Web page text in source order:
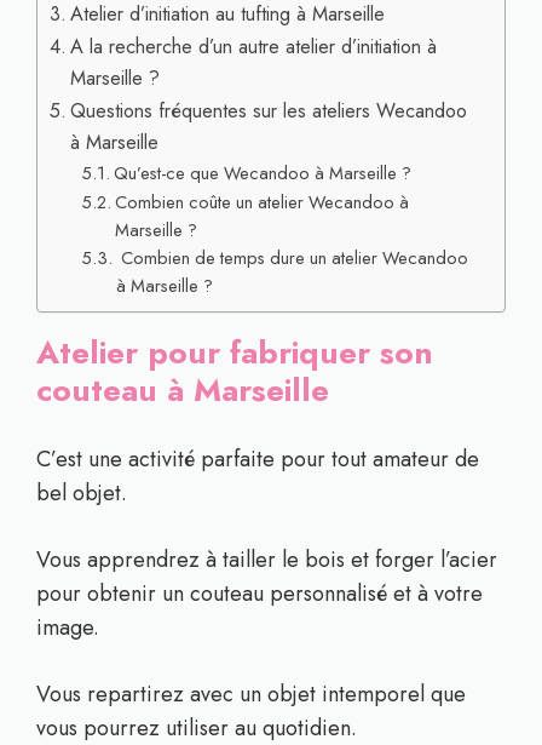
Atelier d’initiation au tufting à Marseille
A la recherche d’un autre atelier d’initiation à
Marseille ?
Questions fréquentes sur les ateliers Wecandoo
à Marseille
Qu’est-ce que Wecandoo à Marseille ?
Combien coûte un atelier Wecandoo à
Marseille ?
Combien de temps dure un atelier Wecandoo
à Marseille ?
Atelier pour fabriquer son
couteau à Marseille
C’est une activité parfaite pour tout amateur de
bel objet.
Vous apprendrez à tailler le bois et forger l’acier
pour obtenir un couteau personnalisé et à votre
image.
Vous repartirez avec un objet intemporel que
vous pourrez utiliser au quotidien.